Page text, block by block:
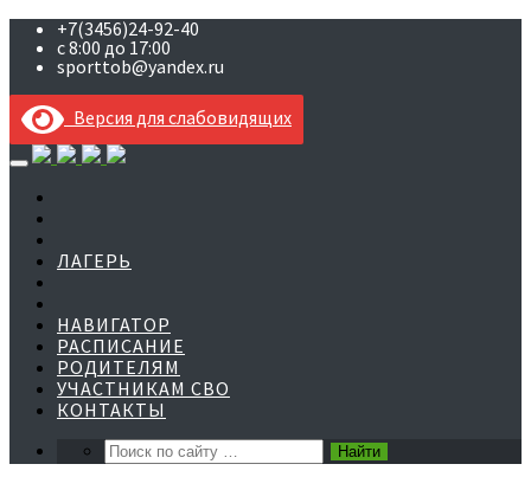
+7(3456)24-92-40
с 8:00 до 17:00
sporttob@yandex.ru
Версия для слабовидящих
Skip
to
content
ЛАГЕРЬ
НАВИГАТОР
РАСПИСАНИЕ
РОДИТЕЛЯМ
УЧАСТНИКАМ СВО
КОНТАКТЫ